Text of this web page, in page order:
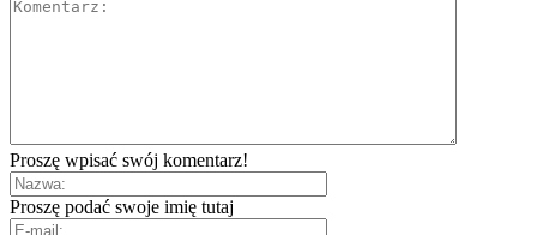
Proszę wpisać swój komentarz!
Proszę podać swoje imię tutaj